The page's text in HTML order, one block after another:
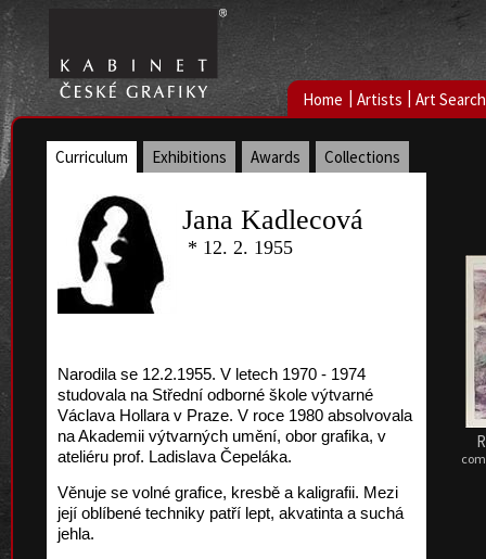
Home | Artists | Art Search
Curriculum Exhibitions Awards Collections
Jana Kadlecová
* 12. 2. 1955
Narodila se 12.2.1955. V letech 1970 - 1974
studovala na Střední odborné škole výtvarné
Václava Hollara v Praze. V roce 1980 absolvovala
na Akademii výtvarných umění, obor grafika, v
ateliéru prof. Ladislava Čepeláka.
Věnuje se volné grafice, kresbě a kaligrafii. Mezi
její oblíbené techniky patří lept, akvatinta a suchá
jehla.